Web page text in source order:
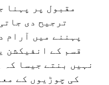
مقبول پر پہنا
ترجیح دی
پہننے میں آرام
قسم کے انفیکشن
نہیں بنتے جیسا کہ
کی چوڑیوں کے